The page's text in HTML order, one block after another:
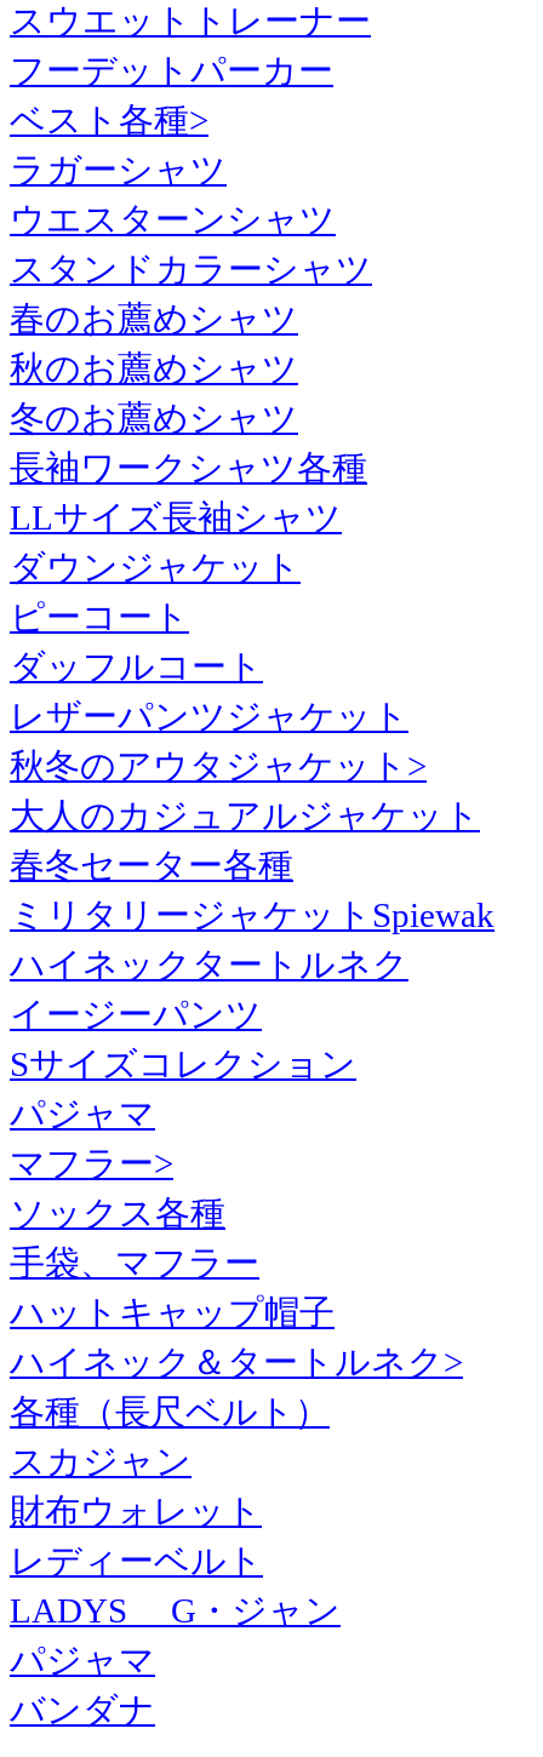
スウエットトレーナー
フーデットパーカー
ベスト各種>
ラガーシャツ
ウエスターンシャツ
スタンドカラーシャツ
春のお薦めシャツ
秋のお薦めシャツ
冬のお薦めシャツ
長袖ワークシャツ各種
LLサイズ長袖シャツ
ダウンジャケット
ピーコート
ダッフルコート
レザーパンツジャケット
秋冬のアウタジャケット>
大人のカジュアルジャケット
春冬セーター各種
ミリタリージャケットSpiewak
ハイネックタートルネク
イージーパンツ
Sサイズコレクション
パジャマ
マフラー>
ソックス各種
手袋、マフラー
ハットキャップ帽子
ハイネック＆タートルネク>
各種（長尺ベルト）
スカジャン
財布ウォレット
レディーベルト
LADYS G・ジャン
パジャマ
バンダナ